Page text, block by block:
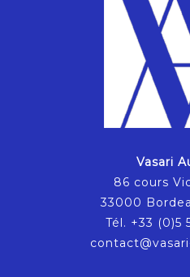
Vasari
86 cours
33000
Tél. +33 (0)5